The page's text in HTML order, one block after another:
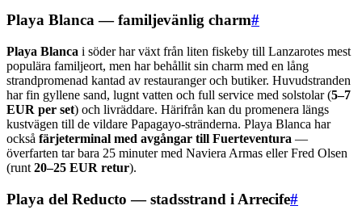
Playa Blanca — familjevänlig charm#
Playa Blanca i söder har växt från liten fiskeby till Lanzarotes mest
populära familjeort, men har behållit sin charm med en lång
strandpromenad kantad av restauranger och butiker. Huvudstranden
har fin gyllene sand, lugnt vatten och full service med solstolar (5–7
EUR per set) och livräddare. Härifrån kan du promenera längs
kustvägen till de vildare Papagayo-stränderna. Playa Blanca har
också färjeterminal med avgångar till Fuerteventura —
överfarten tar bara 25 minuter med Naviera Armas eller Fred Olsen
(runt 20–25 EUR retur).
Playa del Reducto — stadsstrand i Arrecife#